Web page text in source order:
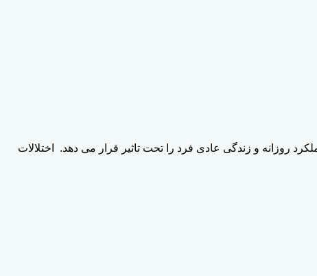
روزانه و زندگی عادی فرد را تحت تاثیر قرار می دهد. اختلالات